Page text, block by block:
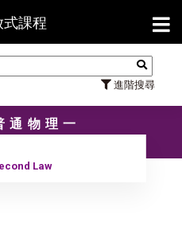
式課程
進階搜尋
【
物理一
Law